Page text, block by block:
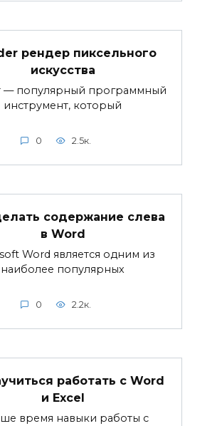
рендер пиксельного
искусства
— популярный программный
инструмент, который
0 2.5к.
содержание слева
в Word
Word является одним из
наиболее популярных
0 2.2к.
работать с Word
и Excel
время навыки работы с